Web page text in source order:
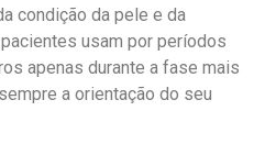
condição da pele e da
usam por períodos
apenas durante a fase mais
a orientação do seu